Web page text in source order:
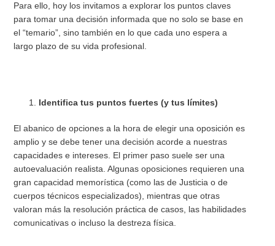
Para ello, hoy los invitamos a explorar los puntos claves
para tomar una decisión informada que no solo se base en
el “temario”, sino también en lo que cada uno espera a
largo plazo de su vida profesional.
Identifica tus puntos fuertes (y tus límites)
El abanico de opciones a la hora de elegir una oposición es
amplio y se debe tener una decisión acorde a nuestras
capacidades e intereses. El primer paso suele ser una
autoevaluación realista. Algunas oposiciones requieren una
gran capacidad memorística (como las de Justicia o de
cuerpos técnicos especializados), mientras que otras
valoran más la resolución práctica de casos, las habilidades
comunicativas o incluso la destreza física.